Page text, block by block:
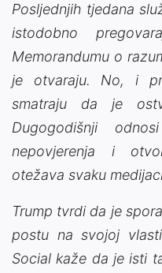
Posljednjih tjedana
istodobno
Memorandumu o
je otvaraju. No, i
smatraju da je
Dugogodišnji
nepovjerenja i
otežava svaku
Trump tvrdi da je
postu na svojoj
Social kaže da je isti